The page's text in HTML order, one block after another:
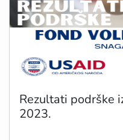
Rezultati podrške
2023.